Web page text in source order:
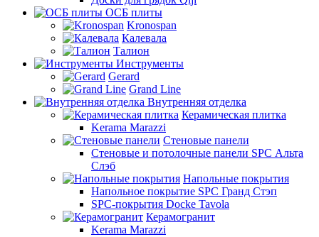
ОСБ плиты
Kronospan
Калевала
Талион
Инструменты
Gerard
Grand Line
Внутренняя отделка
Керамическая плитка
Kerama Marazzi
Стеновые панели
Стеновые и потолочные панели SPC Альта
Слэб
Напольные покрытия
Напольное покрытие SPC Гранд Стэп
SPC-покрытия Docke Tavola
Керамогранит
Kerama Marazzi